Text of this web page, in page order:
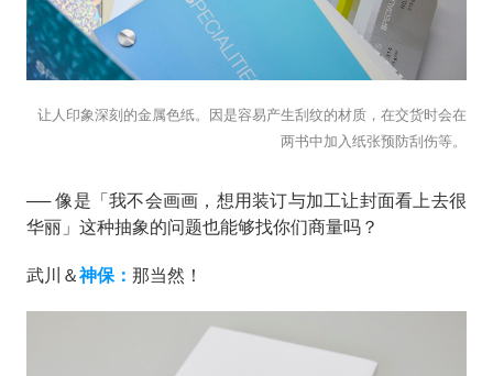
让人印象深刻的金属色纸。因是容易产生刮纹的材质，在交货时会在
两书中加入纸张预防刮伤等。
── 像是「我不会画画，想用装订与加工让封面看上去很
华丽」这种抽象的问题也能够找你们商量吗？
武川＆神保： 那当然！